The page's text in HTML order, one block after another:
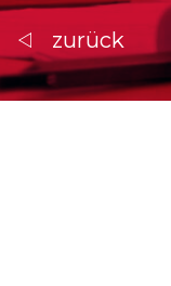
zurück